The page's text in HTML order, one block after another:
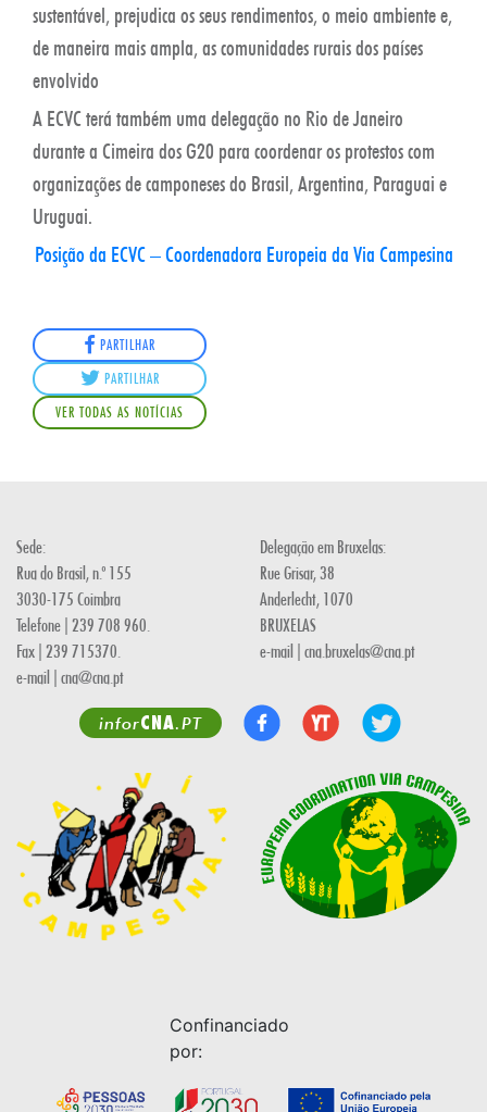
sustentável, prejudica os seus rendimentos, o meio ambiente e,
de maneira mais ampla, as comunidades rurais dos países
envolvido
A ECVC terá também uma delegação no Rio de Janeiro
durante a Cimeira dos G20 para coordenar os protestos com
organizações de camponeses do Brasil, Argentina, Paraguai e
Uruguai.
Posição da ECVC – Coordenadora Europeia da Via Campesina
PARTILHAR
PARTILHAR
VER TODAS AS NOTÍCIAS
Sede:
Rua do Brasil, n.º 155
3030-175 Coimbra
Telefone | 239 708 960.
Fax | 239 715370.
e-mail | cna@cna.pt
Delegação em Bruxelas:
Rue Grisar, 38
Anderlecht, 1070
BRUXELAS
e-mail | cna.bruxelas@cna.pt
inforCNA.PT
Confinanciado
por: